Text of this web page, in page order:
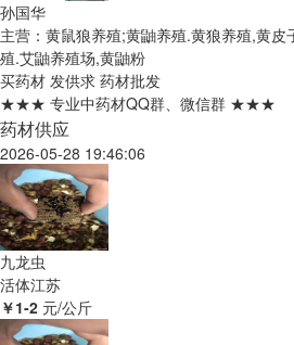
孙国华
主营：黄鼠狼养殖;黄鼬养殖.黄狼养殖,黄
殖.艾鼬养殖场,黄鼬粉
买药材 发供求 药材批发
★★★ 专业中药材QQ群、微信群 ★★★
药材供应
2026-05-28 19:46:06
九龙虫
活体江苏
￥1-2 元/公斤